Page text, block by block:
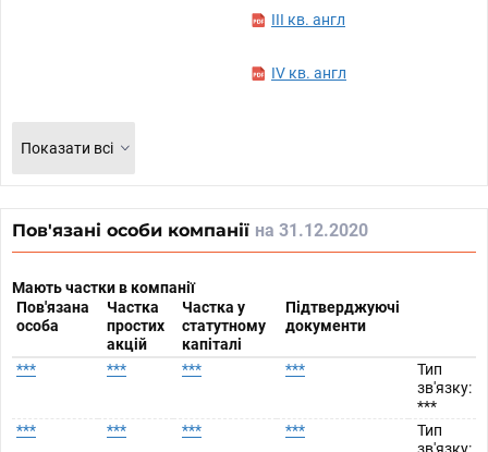
III кв. англ
IV кв. англ
Показати всі
Пов'язані особи компанії на 31.12.2020
Мають частки в компанії
Пов'язана
особа
Частка
простих
акцій
Частка у
статутному
капіталі
Підтверджуючі
документи
*** *** *** ***
Тип
зв'язку:
***
***
*** *** ***
Тип
зв'язку: